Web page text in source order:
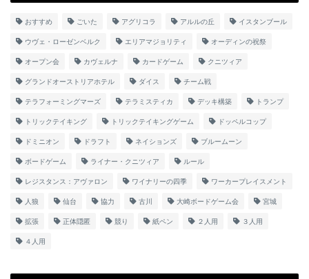
おすすめ ごいた アグリコラ アルルの丘 イスタンブール
ウヴェ・ローゼンベルク エリアマジョリティ オーディンの祝祭
オープン会 カヴェルナ カードゲーム クニツィア
グランドオーストリアホテル ダイス チーム戦
テラフォーミングマーズ テラミスティカ デッキ構築 トランプ
トリックテイキング トリックテイキングゲーム ドッペルコップ
ドミニオン ドラフト ネイションズ ブルームーン
ボードゲーム ライナー・クニツィア ルール
レジスタンス：アヴァロン ワイナリーの四季 ワーカープレイスメント
人狼 仙台 協力 古川 大崎ボードゲーム会 宮城
拡張 正体隠匿 競り 紙ペン ２人用 ３人用
４人用